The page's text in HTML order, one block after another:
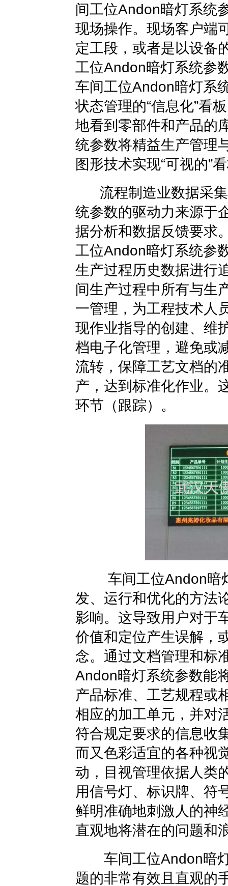
间工位Andon暗灯系统
现场操作。现场客户端
定工段，或者是以设备
工位Andon暗灯系统参
车间工位Andon暗灯系
状态管理的“信息化”看
地看到零部件和产品的
统参数将精益生产管理
图形技术实现“可视的”
流程制造业数据采集
统参数的驱动力来源于
据分析和数据反馈要求
工位Andon暗灯系统参
生产过程历史数据进行
间生产过程中所有与生
一管理，为工程技术人
现作业指导的创建、维
档电子化管理，避免或
流转，保障工艺文档的
产，达到标准化作业。
环节（跟踪）。
车间工位Andon暗灯
发、运行和优化的方法
影响。这导致用户对于
价值和定位产生误解，
念。通过文档管理和标
Andon暗灯系统参数能
产品标准、工艺规程或
相应的加工单元，并对
符合规定要求的信息收
而又色彩适宜的各种视
动，目视管理依据人类
用信号灯、标识牌、符
鲜明准确地刺激人的神
直观地将潜在的问题和
车间工位Andon暗
题的非常有效且直观的